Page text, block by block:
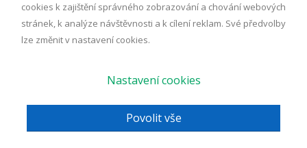
cookies k zajištění správného zobrazování a chování webových
stránek, k analýze návštěvnosti a k cílení reklam. Své předvolby
lze změnit v nastavení cookies.
Nastavení cookies
Povolit vše
Adresa:
Bydliky CZ, s.r.o.
Masarykova 619, 252 19 Rudná
spisová značka: C 322912